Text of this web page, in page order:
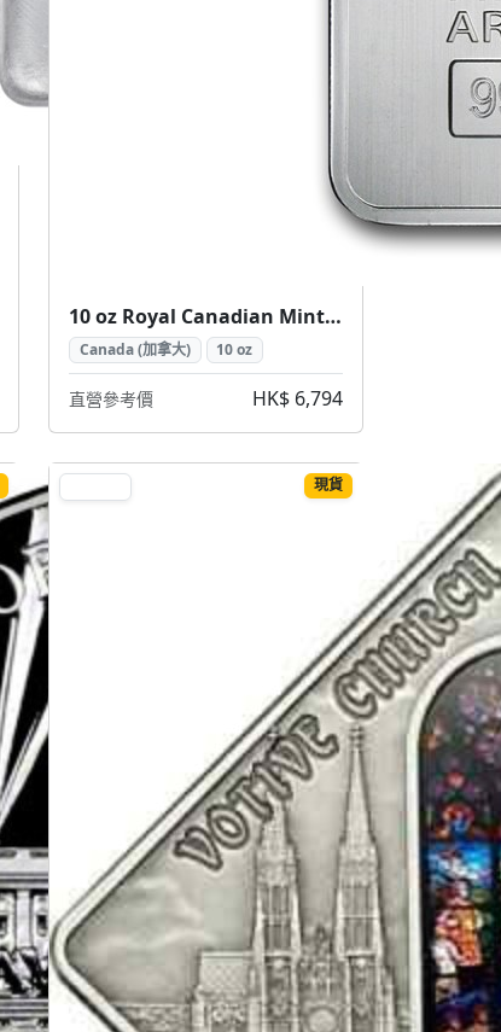
10 oz Royal Canadian Mint Silver Bar (加拿大皇家鑄幣廠銀條 10盎司)
Canada (加拿大) 10 oz
直營參考價 HK$ 6,794
現貨